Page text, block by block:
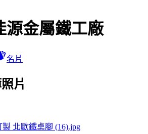
源金屬鐵工廠
名片
片